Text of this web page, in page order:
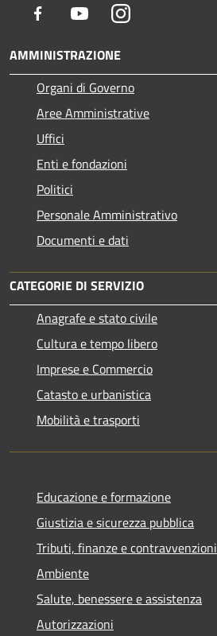
Facebook YoutubeInstagram
AMMINISTRAZIONE
Organi di Governo
Aree Amministrative
Uffici
Enti e fondazioni
Politici
Personale Amministrativo
Documenti e dati
CATEGORIE DI SERVIZIO
Anagrafe e stato civile
Cultura e tempo libero
Imprese e Commercio
Catasto e urbanistica
Mobilità e trasporti
Educazione e formazione
Giustizia e sicurezza pubblica
Tributi, finanze e contravvenzioni
Ambiente
Salute, benessere e assistenza
Autorizzazioni